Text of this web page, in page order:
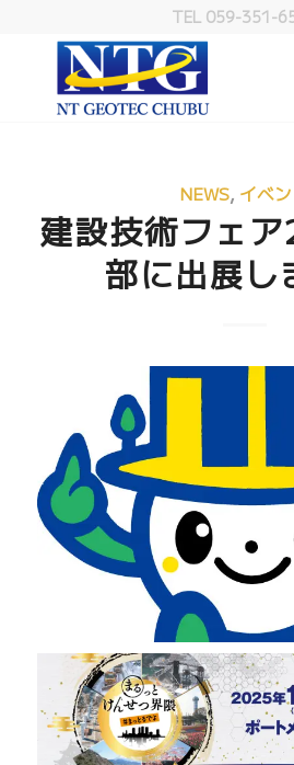
TEL 059-351-
NEWS, イベ
建設技術フェ
部に出展し